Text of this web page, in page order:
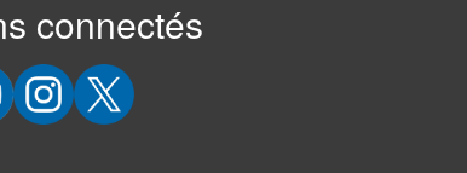
connectés